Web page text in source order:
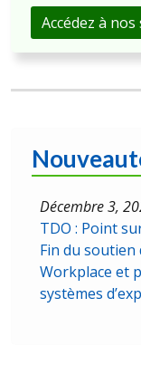
Accédez à
TDO : Point
Fin du
Workplace et
systèmes
Décembre 3,